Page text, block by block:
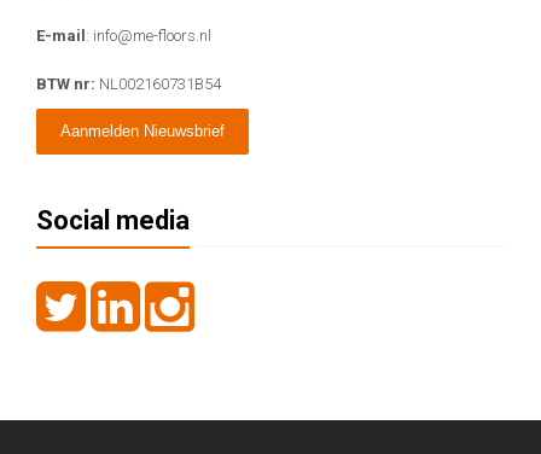
E-mail : info@me-floors.nl
BTW nr: NL002160731B54
Aanmelden Nieuwsbrief
Social media